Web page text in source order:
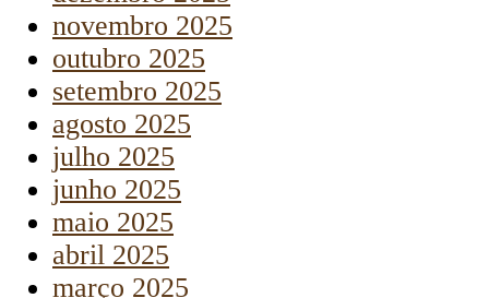
novembro 2025
outubro 2025
setembro 2025
agosto 2025
julho 2025
junho 2025
maio 2025
abril 2025
março 2025